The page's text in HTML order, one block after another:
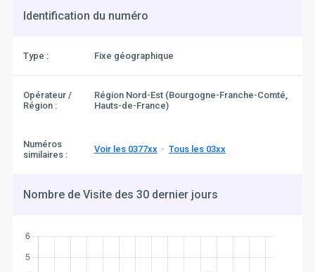
Identification du numéro
Type : Fixe géographique
Opérateur /
Région :
Région Nord-Est (Bourgogne-Franche-Comté,
Hauts-de-France)
Numéros
similaires :
Voir les 0377xx· Tous les 03xx
Nombre de Visite des 30 dernier jours